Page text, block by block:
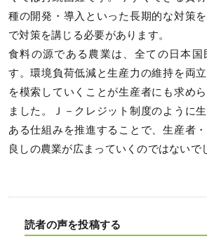
種の開発・導入といった長期的な対策
で対策を講じる必要があります。
食料の源である農業は、全ての日本
す。環境負荷低減と生産力の維持を両
を模索していくことが生産者にも求め
ました。Ｊ－クレジット制度のように
ある仕組みを推進することで、生産者
良しの農業が広まっていくのではないで
読者の声を投稿する